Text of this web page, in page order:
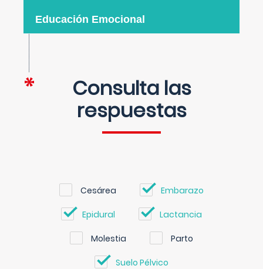
Educación Emocional
Consulta las
respuestas
Cesárea Embarazo
Epidural Lactancia
Molestia Parto
Suelo Pélvico